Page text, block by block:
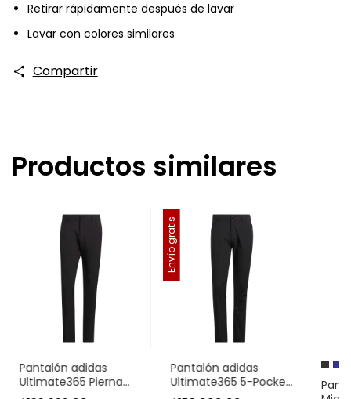
Retirar rápidamente después de lavar
Lavar con colores similares
Compartir
Productos similares
Pantalón adidas
Ultimate365 Pierna
Cónica IT7859
Envío gratis
Pantalón adidas
Ultimate365 5-Pocket
IW0199